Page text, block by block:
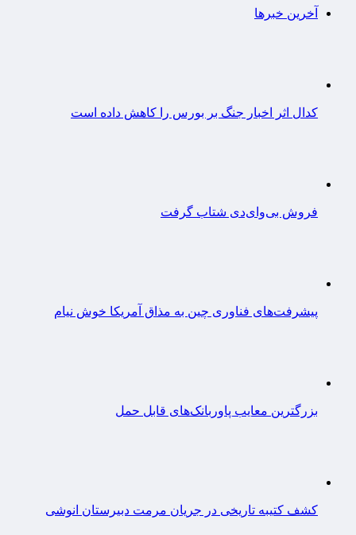
آخرین خبرها
کدال اثر اخبار جنگ بر بورس را کاهش داده است
فروش بی‌وای‌دی شتاب گرفت
پیشرفت‌های فناوری چین به مذاق آمریکا خوش نیام
بزرگترین معایب پاوربانک‌های قابل حمل
کشف کتیبه تاریخی در جریان مرمت دبیرستان انوشی